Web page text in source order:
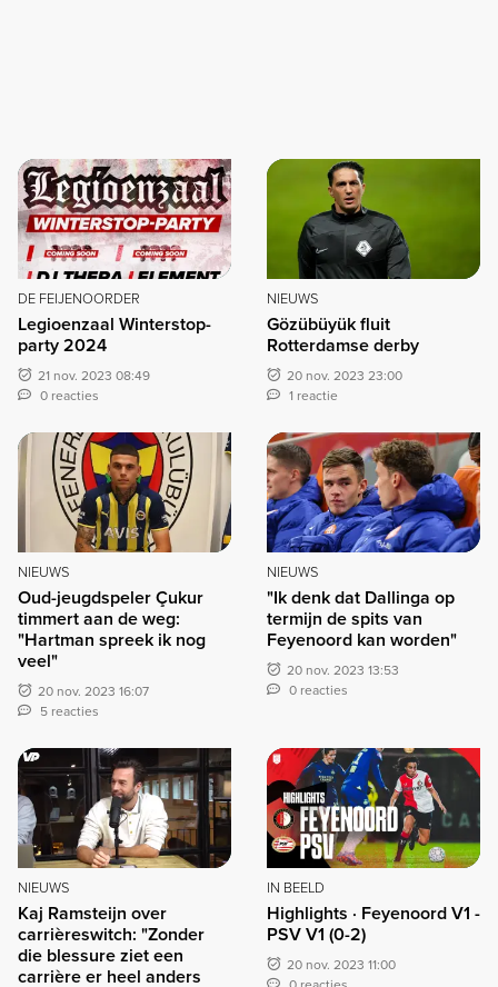
DE FEIJENOORDER
Legioenzaal Winterstop-
party 2024
21 nov. 2023 08:49
0 reacties
NIEUWS
Gözübüyük fluit
Rotterdamse derby
20 nov. 2023 23:00
1 reactie
NIEUWS
Oud-jeugdspeler Çukur
timmert aan de weg:
"Hartman spreek ik nog
veel"
20 nov. 2023 16:07
5 reacties
NIEUWS
"Ik denk dat Dallinga op
termijn de spits van
Feyenoord kan worden"
20 nov. 2023 13:53
0 reacties
NIEUWS
Kaj Ramsteijn over
carrièreswitch: "Zonder
die blessure ziet een
carrière er heel anders
IN BEELD
Highlights · Feyenoord V1 -
PSV V1 (0-2)
20 nov. 2023 11:00